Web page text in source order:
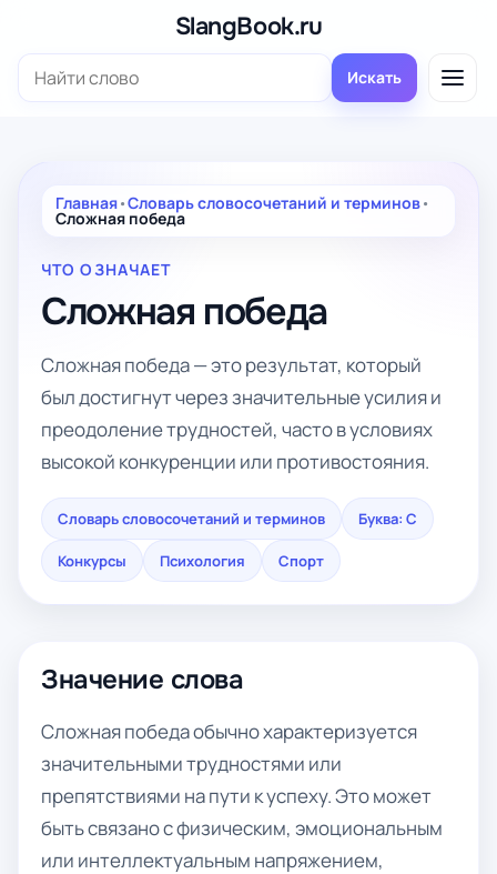
содержимому
SlangBook.ru
Поиск: Искать
Главная•Словарь словосочетаний и терминов•
Сложная победа
ЧТО ОЗНАЧАЕТ
Сложная победа
Сложная победа — это результат, который
был достигнут через значительные усилия и
преодоление трудностей, часто в условиях
высокой конкуренции или противостояния.
Словарь словосочетаний и терминов Буква: С
Конкурсы Психология Спорт
Значение слова
Сложная победа обычно характеризуется
значительными трудностями или
препятствиями на пути к успеху. Это может
быть связано с физическим, эмоциональным
или интеллектуальным напряжением,